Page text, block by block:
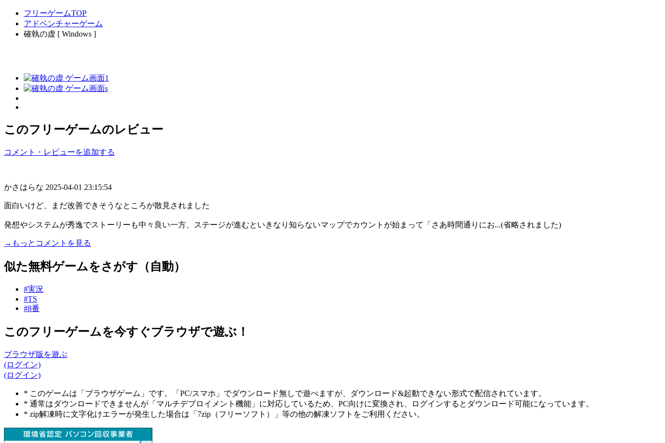
フリーゲームTOP
アドベンチャーゲーム
確執の虚 [ Windows ]
このフリーゲームのレビュー
コメント・レビューを追加する
かさはらな 2025-04-01 23:15:54
面白いけど、まだ改善できそうなところが散見されました
発想やシステムが秀逸でストーリーも中々良い一方、ステージが進むといきなり知らないマップでカウントが始まって「さあ時間通りにお...(省略されました)
→もっとコメントを見る
似た無料ゲームをさがす（自動）
#実況
#TS
#8番
このフリーゲームを今すぐブラウザで遊ぶ！
ブラウザ版を遊ぶ
(ログイン)
(ログイン)
* このゲームは「ブラウザゲーム」です。「PC/スマホ」でダウンロード無しで遊べますが、ダウンロード&起動できない形式で配信されています。
* 通常はダウンロードできませんが「マルチデプロイメント機能」に対応しているため、PC向けに変換され、ログインするとダウンロード可能になっています。
* zip解凍時に文字化けエラーが発生した場合は「7zip（フリーソフト）」等の他の解凍ソフトをご利用ください。